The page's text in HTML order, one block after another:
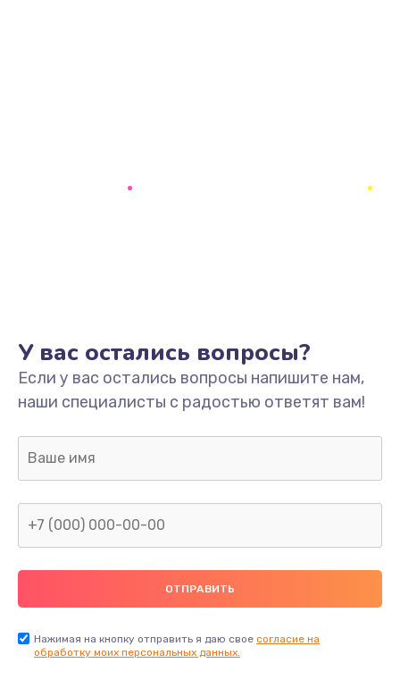
У вас остались вопросы?
Если у вас остались вопросы напишите нам,
наши специалисты с радостью ответят вам!
Нажимая на кнопку отправить я даю свое согласие на
обработку моих персональных данных.